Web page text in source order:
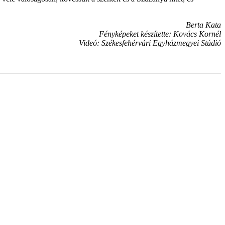
Berta Kata
Fényképeket készítette: Kovács Kornél
Videó: Székesfehérvári Egyházmegyei Stúdió